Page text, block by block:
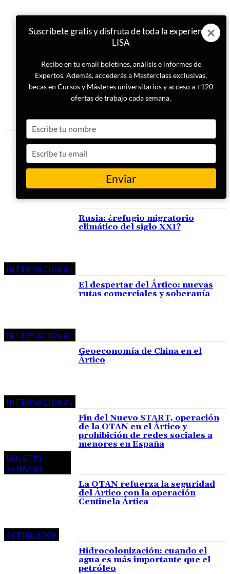
ETIQUETA
Ártico
INTERNACIONAL
Rusia: ¿refugio migratorio
climático del siglo XXI?
INTERNACIONAL
El despertar del Ártico: nuevas
rutas comerciales y soberanía
INTERNACIONAL
Geoeconomía de China en el
Ártico
BOLETÍN
SEMANAL
Fin del Nuevo START, operación
de la OTAN en el Ártico y
prohibición de redes sociales a
menores en España
ACTUALIDAD
La OTAN refuerza la seguridad
del Ártico con la operación
Centinela Ártica
Hidrocolonización: cuando el
agua es más importante que el
petróleo
Suscríbete gratis y disfruta de toda la experiencia
LISA
Recibe en tu email boletines, análisis e informes de
Expertos. Además, accederás a Masterclass exclusivas,
becas en Cursos y Másteres universitarios y acceso a +120
ofertas de trabajo cada semana.
your
name
your
email
Enviar